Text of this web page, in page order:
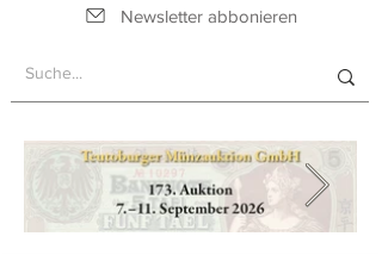
Newsletter abbonieren